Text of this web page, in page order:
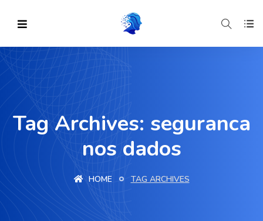
Tag Archives: seguranca
nos dados
HOME TAG ARCHIVES